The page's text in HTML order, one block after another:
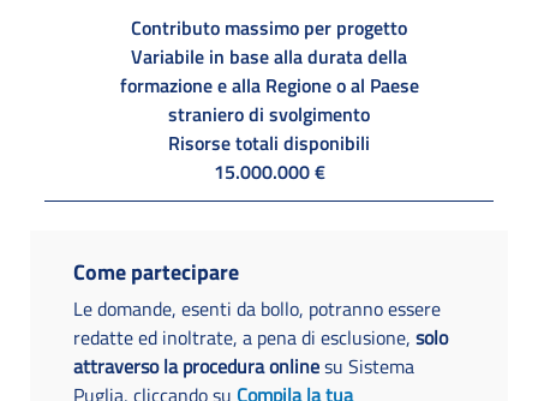
Contributo massimo per progetto
Variabile in base alla durata della
formazione e alla Regione o al Paese
straniero di svolgimento
Risorse totali disponibili
15.000.000 €
Come partecipare
Le domande, esenti da bollo, potranno essere
redatte ed inoltrate, a pena di esclusione, solo
attraverso la procedura onlinesu Sistema
Puglia, cliccando su Compila la tua